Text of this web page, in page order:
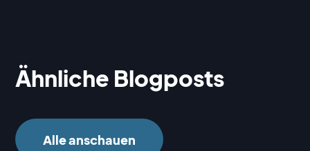
Ähnliche Blogposts
Alle anschauen